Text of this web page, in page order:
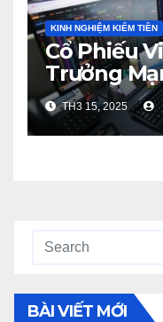
KINH NGHIỆM KIẾM TIỀN
Cổ Phiếu
Trưởng
Biến Động
TH3 15, 2025
BÀI VIẾT MỚI